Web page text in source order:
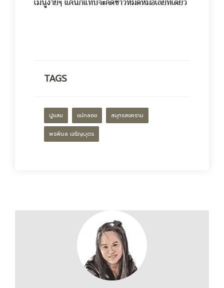
TAGS
ปูแสม แม่กลอง สมุทรสงคราม
พรพิมล เจริญบุตร